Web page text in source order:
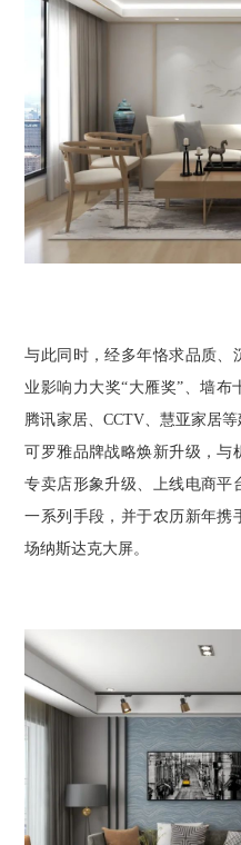
与此同时，经多年恪求品质、
业影响力大奖“大雁奖”、墙布
腾讯家居、CCTV、慧亚家居
可罗雅品牌战略焕新升级，与
专卖店形象升级、上线电商平
一系列手段，并于农历新年携
场纳斯达克大屏。